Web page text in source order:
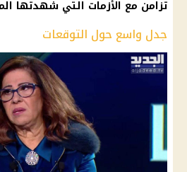
تزامن مع الأزمات التي شهدتها
جدل واسع حول التوقعات